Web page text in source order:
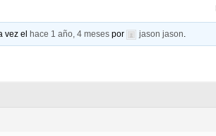
vez el hace 1 año, 4 meses por jason jason.